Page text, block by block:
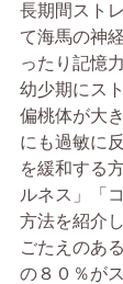
長期間スト
て海馬の神
ったり記憶
幼少期にス
偏桃体が大
にも過敏に
を緩和する
ルネス」「
方法を紹介
ごたえのあ
の８０％が